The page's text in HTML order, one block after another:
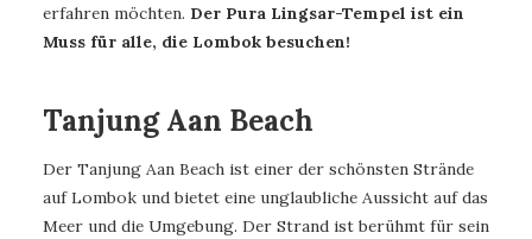
erfahren möchten. Der Pura Lingsar-Tempel ist ein
Muss für alle, die Lombok besuchen!
Tanjung Aan Beach
Der Tanjung Aan Beach ist einer der schönsten Strände
auf Lombok und bietet eine unglaubliche Aussicht auf das
Meer und die Umgebung. Der Strand ist berühmt für sein